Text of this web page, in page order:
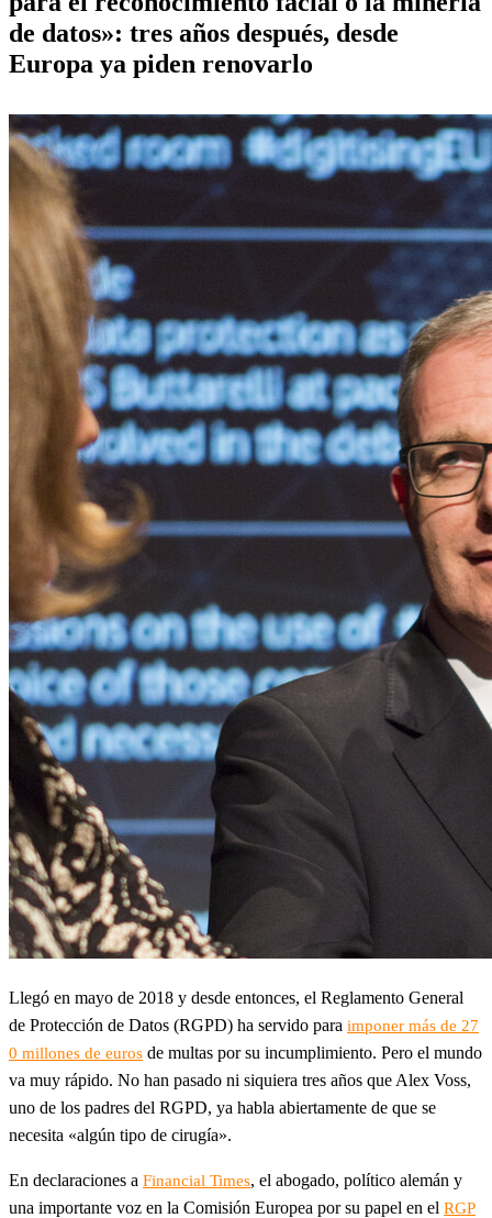
de datos»: tres años después, desde
Europa ya piden renovarlo
Llegó en mayo de 2018 y desde entonces, el Reglamento General
de Protección de Datos (RGPD) ha servido para imponer más de 27
0 millones de euros de multas por su incumplimiento. Pero el mundo
va muy rápido. No han pasado ni siquiera tres años que Alex Voss,
uno de los padres del RGPD, ya habla abiertamente de que se
necesita «algún tipo de cirugía».
En declaraciones a Financial Times, el abogado, político alemán y
una importante voz en la Comisión Europea por su papel en el RGP